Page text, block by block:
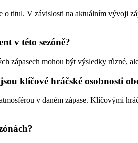
titul. V závislosti na aktuálním vývoji
v této sezóně?
mohou být výsledky různé,
klíčové hráčské osobnosti
v daném zápase. Klíčovými